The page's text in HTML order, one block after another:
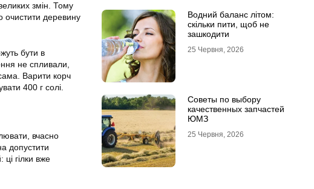
змін. Тому
очистити деревину
бути в
не спливали,
Варити корч
400 г солі.
вчасно
допустити
гілки вже
Водний баланс літом:
скільки пити, щоб не
зашкодити
25 Червня, 2026
Советы по выбору
качественных запчастей
ЮМЗ
25 Червня, 2026